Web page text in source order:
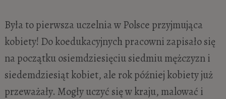
Była to pierwsza uczelnia w Polsce przyjmująca
kobiety! Do koedukacyjnych pracowni zapisało się
na początku osiemdziesięciu siedmiu mężczyzn i
siedemdziesiąt kobiet, ale rok później kobiety już
przeważały. Mogły uczyć się w kraju, malować i